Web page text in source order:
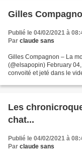
Gilles
Publié le 04/02/2021 à
Par claude sans
Gilles Compagnon – La
(@elsapopin) February
convoité et jeté dans le
Les
chat...
Publié le 04/02/2021 à
Par claude sans